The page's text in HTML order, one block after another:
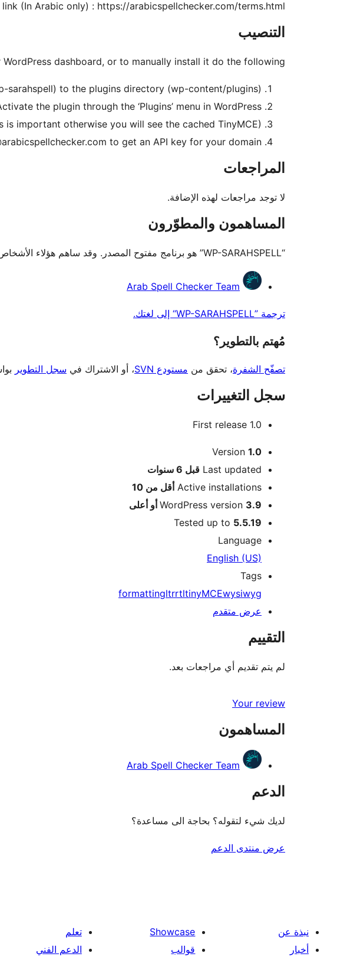
link (In Arabic only) : https://arabicspellchecker.com/terms.html
التنصيب
dashboard, or to manually install it do the following:
sarahspell) to the plugins directory (wp-content/plugins).
the plugin through the ‘Plugins’ menu in WordPress
is important otherwise you will see the cached TinyMCE).
to get an API key for your domain.
المراجعات
لا توجد مراجعات لهذه الإضافة.
المساهمون والمطوّرون
“WP-SARAHSPELL” هو برنامج مفتوح المصدر. وقد ساهم هؤلاء الأشخاص بالأسفل في هذه الإضافة.
المساهمون
Arab Spell Checker Team
ترجمة ”WP-SARAHSPELL“ إلى لغتك.
مُهتم بالتطوير؟
تصفّح الشفرة، تحقق من مستودع SVN ، أو الاشتراك في سجل التطوير
سجل التغييرات
1.0 First release
ميتا
Meta
Version 1.0
Last updated قبل 6 سنوات
Active installations أقل من 10
WordPress version 3.9 أو أعلى
Tested up to 5.5.19
Language
English (US)
Tags
formattingltrrtltinyMCEwysiwyg
عرض متقدم
التقييم
لم يتم تقديم أي مراجعات بعد.
Your review
المساهمون
Arab Spell Checker Team
الدعم
لديك شيء لتقوله؟ بحاجة الى مساعدة؟
عرض منتدى الدعم
نبذة عن
أخبار
Showcase
قوالب
تعلم
الدعم الفني